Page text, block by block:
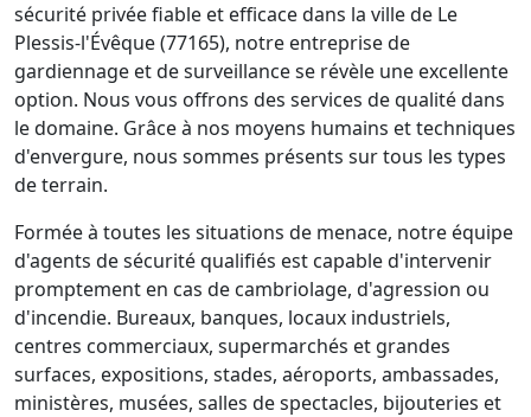
sécurité privée fiable et efficace dans la ville de Le
Plessis-l'Évêque (77165), notre entreprise de
gardiennage et de surveillance se révèle une excellente
option. Nous vous offrons des services de qualité dans
le domaine. Grâce à nos moyens humains et techniques
d'envergure, nous sommes présents sur tous les types
de terrain.
Formée à toutes les situations de menace, notre équipe
d'agents de sécurité qualifiés est capable d'intervenir
promptement en cas de cambriolage, d'agression ou
d'incendie. Bureaux, banques, locaux industriels,
centres commerciaux, supermarchés et grandes
surfaces, expositions, stades, aéroports, ambassades,
ministères, musées, salles de spectacles, bijouteries et